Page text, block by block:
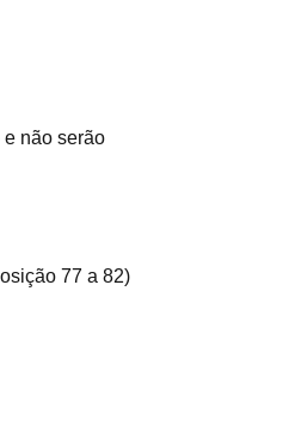
não serão
77 a 82)